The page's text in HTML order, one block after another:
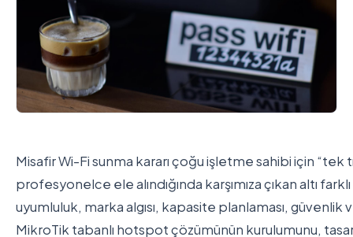
Misafir Wi-Fi sunma kararı çoğu işletme sahibi için
profesyonelce ele alındığında karşımıza çıkan altı
uyumluluk, marka algısı, kapasite planlaması,
MikroTik tabanlı hotspot çözümünün kurulumunu,